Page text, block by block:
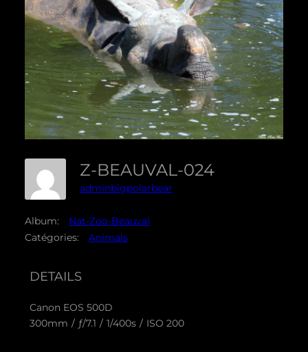
Z-BEAUVAL-024
adminbigpolarbear
Album:
Nat-Zoo-Beauval
Catégories:
Animals
DETAILS
Canon EOS 500D
300mm / ƒ/7.1 / 1/400s / ISO 200